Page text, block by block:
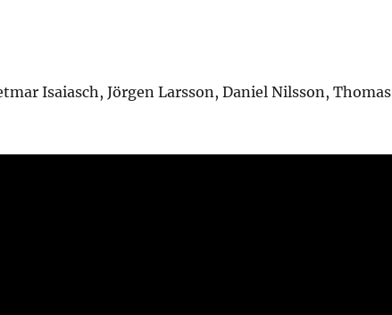
Isaiasch, Jörgen Larsson, Daniel Nilsson, Thomas